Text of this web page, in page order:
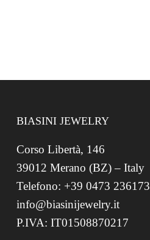
BIASINI JEWELRY
Corso Libertà, 146
39012 Merano (BZ) – Italy
Telefono: +39 0473 236173
info@biasinijewelry.it
P.IVA: IT01508870217